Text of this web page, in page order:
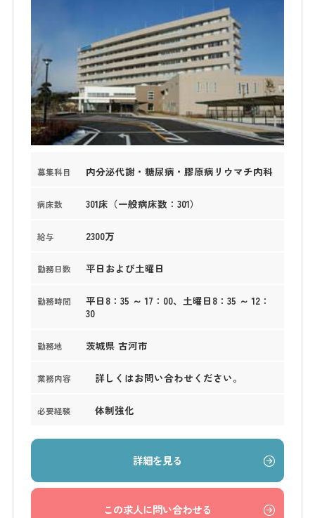
募集科目 内分泌代謝・糖尿病・膠原病リウマチ内科
病床数 301床（一般病床数：301）
給与 2300万
勤務日数 平日および土曜日
勤務時間
平日8：35 ～ 17：00、土曜日8：35 ～ 12：
30
勤務地 茨城県 古河市
業務内容 詳しくはお問い合わせください。
必要経験 体制強化
詳細を見る
この求人に問い合わせる